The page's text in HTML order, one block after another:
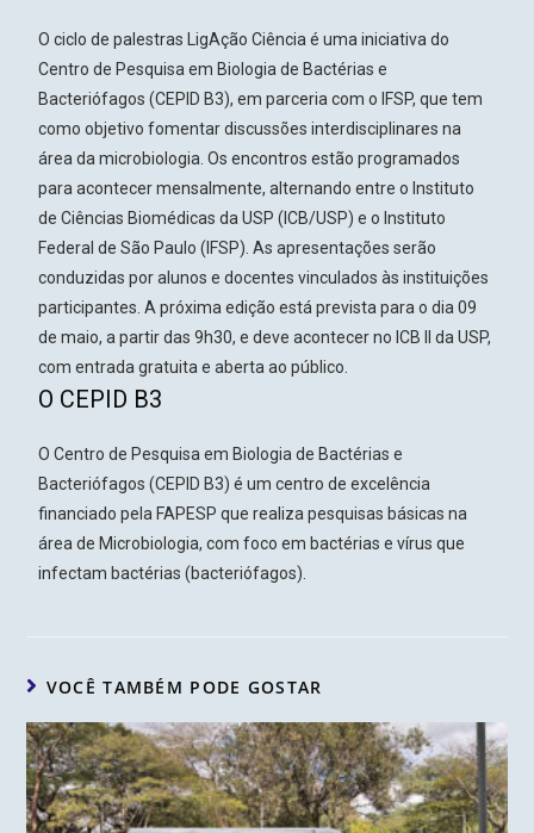
O ciclo de palestras LigAção Ciência é uma iniciativa do
Centro de Pesquisa em Biologia de Bactérias e
Bacteriófagos (CEPID B3), em parceria com o IFSP, que tem
como objetivo fomentar discussões interdisciplinares na
área da microbiologia. Os encontros estão programados
para acontecer mensalmente, alternando entre o Instituto
de Ciências Biomédicas da USP (ICB/USP) e o Instituto
Federal de São Paulo (IFSP). As apresentações serão
conduzidas por alunos e docentes vinculados às instituições
participantes. A próxima edição está prevista para o dia 09
de maio, a partir das 9h30, e deve acontecer no ICB II da USP,
com entrada gratuita e aberta ao público.
O CEPID B3
O Centro de Pesquisa em Biologia de Bactérias e
Bacteriófagos (CEPID B3) é um centro de excelência
financiado pela FAPESP que realiza pesquisas básicas na
área de Microbiologia, com foco em bactérias e vírus que
infectam bactérias (bacteriófagos).
VOCÊ TAMBÉM PODE GOSTAR